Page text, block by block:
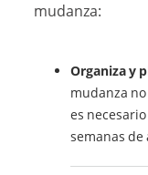
mudanza:
Organiza y
mudanza
es
semanas